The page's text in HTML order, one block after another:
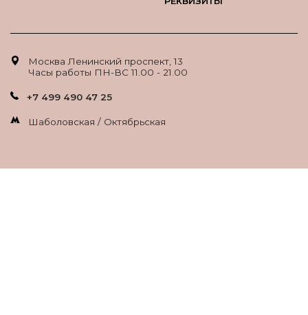
Москва Ленинский проспект, 13
Часы работы ПН-ВС 11.00 - 21.00
+7 499 490 47 25
Шаболовская / Октябрьская